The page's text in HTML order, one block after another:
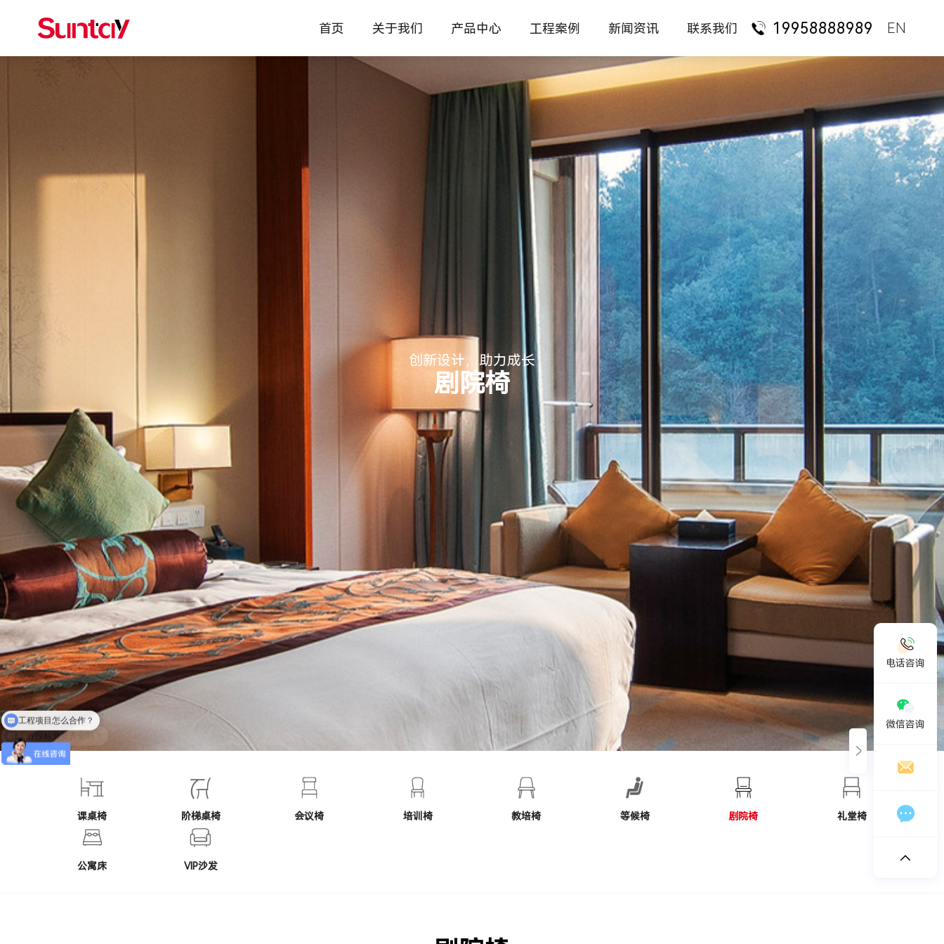
首页 关于我们
企业介绍
产品中心
办公家具 行政班台
职员工位
会议培训
办公沙发
办公座椅
文件书柜
公寓宿舍
茶桌休闲
工程案例
办公家具
医养家具
新中式家具
商业酒店家具
餐饮餐厅家具
图书馆家具
国央企业
科技服务
金融机构
律师机构
新闻资讯
行业新闻
常见问题
联系我们
人才招聘
19958888989 EN
创新设计，助力成长
剧院椅
课桌椅 阶梯桌椅 会议椅 培训椅 教培椅 等候椅 剧院椅 礼堂椅
公寓床 VIP沙发
电话咨询
欢迎拨打电话咨询：
19958888989
微信咨询
在线留言
工程投标资质齐全吗？